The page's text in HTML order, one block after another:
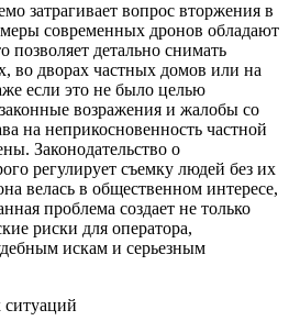
затрагивает вопрос вторжения в
современных дронов обладают
детально снимать
во дворах частных домов или на
если это не было целью
возражения и жалобы со
на неприкосновенность частной
Законодательство о
регулирует съемку людей без их
велась в общественном интересе,
проблема создает не только
риски для оператора,
искам и серьезным
ситуаций